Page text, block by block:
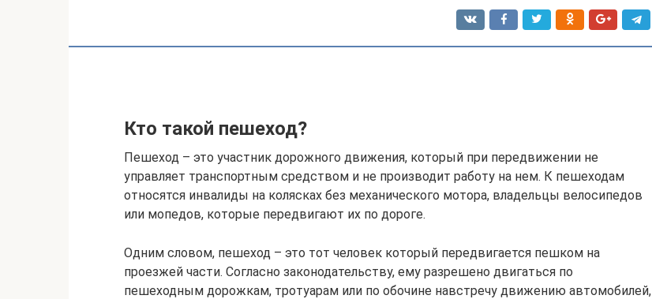
Кто такой пешеход?
Пешеход – это участник дорожного движения, который при передвижении не
управляет транспортным средством и не производит работу на нем. К пешеходам
относятся инвалиды на колясках без механического мотора, владельцы велосипедов
или мопедов, которые передвигают их по дороге.
Одним словом, пешеход – это тот человек который передвигается пешком на
проезжей части. Согласно законодательству, ему разрешено двигаться по
пешеходным дорожкам, тротуарам или по обочине навстречу движению автомобилей,